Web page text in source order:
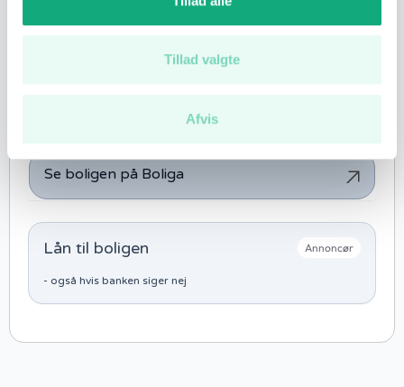
Tillad valgte
Afvis
Se boligen på Boliga
Lån til boligen Annoncør
- også hvis banken siger nej